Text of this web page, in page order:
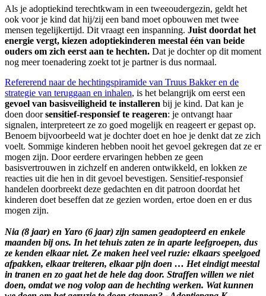
Als je adoptiekind terechtkwam in een tweeoudergezin, geldt het
ook voor je kind dat hij/zij een band moet opbouwen met twee
mensen tegelijkertijd. Dit vraagt een inspanning. Juist doordat het
energie vergt, kiezen adoptiekinderen meestal één van beide
ouders om zich eerst aan te hechten. Dat je dochter op dit moment
nog meer toenadering zoekt tot je partner is dus normaal.
Refererend naar de hechtingspiramide van Truus Bakker en de
strategie van teruggaan en inhalen, is het belangrijk om eerst een
gevoel van basisveiligheid te installeren bij je kind. Dat kan je
doen doorsensitief-responsief te reageren: je ontvangt haar
signalen, interpreteert ze zo goed mogelijk en reageert er gepast op.
Benoem bijvoorbeeld wat je dochter doet en hoe je denkt dat ze zich
voelt. Sommige kinderen hebben nooit het gevoel gekregen dat ze er
mogen zijn. Door eerdere ervaringen hebben ze geen
basisvertrouwen in zichzelf en anderen ontwikkeld, en lokken ze
reacties uit die hen in dit gevoel bevestigen. Sensitief-responsief
handelen doorbreekt deze gedachten en dit patroon doordat het
kinderen doet beseffen dat ze gezien worden, ertoe doen en er dus
mogen zijn.
Nia (8 jaar) en Yaro (6 jaar) zijn samen geadopteerd en enkele
maanden bij ons. In het tehuis zaten ze in aparte leefgroepen, dus
ze kenden elkaar niet. Ze maken heel veel ruzie: elkaars speelgoed
afpakken, elkaar treiteren, elkaar pijn doen … Het eindigt meestal
in tranen en zo gaat het de hele dag door. Straffen willen we niet
doen, omdat we nog volop aan de hechting werken. Wat kunnen